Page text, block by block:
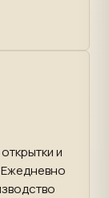
и